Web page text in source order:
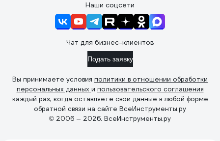
Наши соцсети
Чат для бизнес-клиентов
Подать заявку
Вы принимаете условия политики в отношении обработки
персональных данных и пользовательского соглашения
каждый раз, когда оставляете свои данные в любой форме
обратной связи на сайте ВсеИнструменты.ру
© 2006 — 2026. ВсеИнструменты.ру